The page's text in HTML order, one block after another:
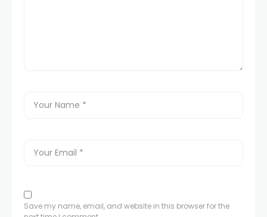
Save my name, email, and website in this browser for the